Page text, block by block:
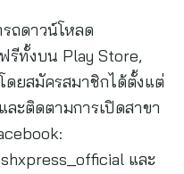
ถดาวน์โหลด
รีทั้งบน Play Store,
ดยสมัครสมาชิกได้ตั้งแต่
ะติดตามการเปิดสาขา
และ